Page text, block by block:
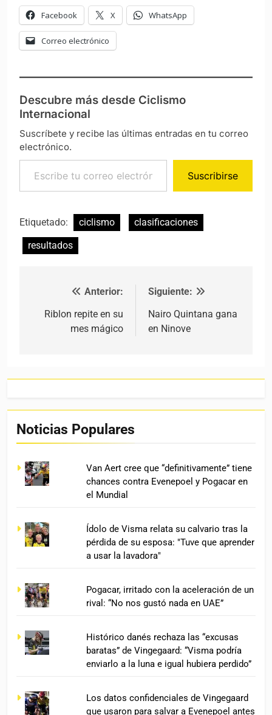
Facebook X WhatsApp
Correo electrónico
Descubre más desde Ciclismo
Internacional
Suscríbete y recibe las últimas entradas en tu correo
electrónico.
Escribe tu correo electrónico…
Suscribirse
Etiquetado: ciclismo
clasificaciones
resultados
Navegación de entradas
Anterior:
Riblon repite en su
mes mágico
Siguiente:
Nairo Quintana gana
en Ninove
Noticias Populares
Van Aert cree que “definitivamente” tiene
chances contra Evenepoel y Pogacar en
el Mundial
Ídolo de Visma relata su calvario tras la
pérdida de su esposa: "Tuve que aprender
a usar la lavadora"
Pogacar, irritado con la aceleración de un
rival: “No nos gustó nada en UAE”
Histórico danés rechaza las “excusas
baratas” de Vingegaard: “Visma podría
enviarlo a la luna e igual hubiera perdido”
Los datos confidenciales de Vingegaard
que usaron para salvar a Evenepoel antes